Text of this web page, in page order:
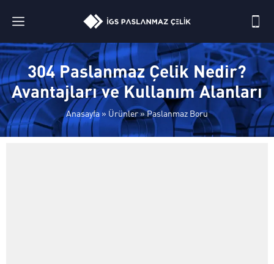
304 Paslanmaz Çelik Nedir?
Avantajları ve Kullanım Alanları
Anasayfa» Ürünler»Paslanmaz Boru